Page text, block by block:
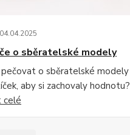
04.04.2025
o sběratelské modely
pečovat o sběratelské modely
aby si zachovaly hodnotu?
celé